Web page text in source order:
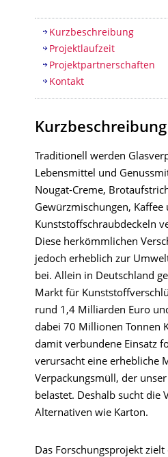
Inhaltsverzeichnis
Kurzbeschreibung
Projektlaufzeit
Projektpartnerschaften
Kontakt
Kurzbeschreibung
Traditionell werden
Lebensmittel und
Nougat-Creme,
Gewürzmischungen, Kaffee
Kunststoffschraubdeckeln
Diese herkömmlichen
jedoch erheblich zur
bei. Allein in Deutschland
Markt für
rund 1,4 Milliarden Euro
dabei 70 Millionen Tonnen
damit verbundene Einsatz
verursacht eine erhebliche
Verpackungsmüll, der
belastet. Deshalb sucht die
Alternativen wie Karton.
Das Forschungsprojekt